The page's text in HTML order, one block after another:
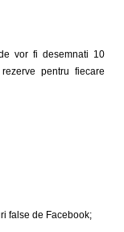
vor fi desemnati 10
pentru fiecare
false de Facebook;